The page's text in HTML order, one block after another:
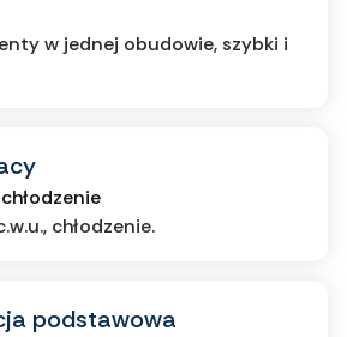
w jednej obudowie, szybki i
chłodzenie
chłodzenie.
podstawowa